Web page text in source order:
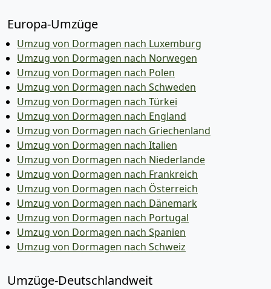
Europa-Umzüge
Umzug von Dormagen nach Luxemburg
Umzug von Dormagen nach Norwegen
Umzug von Dormagen nach Polen
Umzug von Dormagen nach Schweden
Umzug von Dormagen nach Türkei
Umzug von Dormagen nach England
Umzug von Dormagen nach Griechenland
Umzug von Dormagen nach Italien
Umzug von Dormagen nach Niederlande
Umzug von Dormagen nach Frankreich
Umzug von Dormagen nach Österreich
Umzug von Dormagen nach Dänemark
Umzug von Dormagen nach Portugal
Umzug von Dormagen nach Spanien
Umzug von Dormagen nach Schweiz
Umzüge-Deutschlandweit